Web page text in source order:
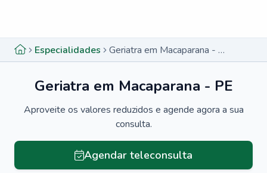
Especialidades Geriatra em Macaparana - PE
Geriatra em Macaparana - PE
Aproveite os valores reduzidos e agende agora a sua
consulta.
Agendar teleconsulta